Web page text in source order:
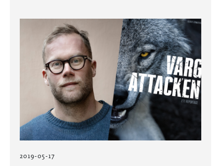
2019-05-17